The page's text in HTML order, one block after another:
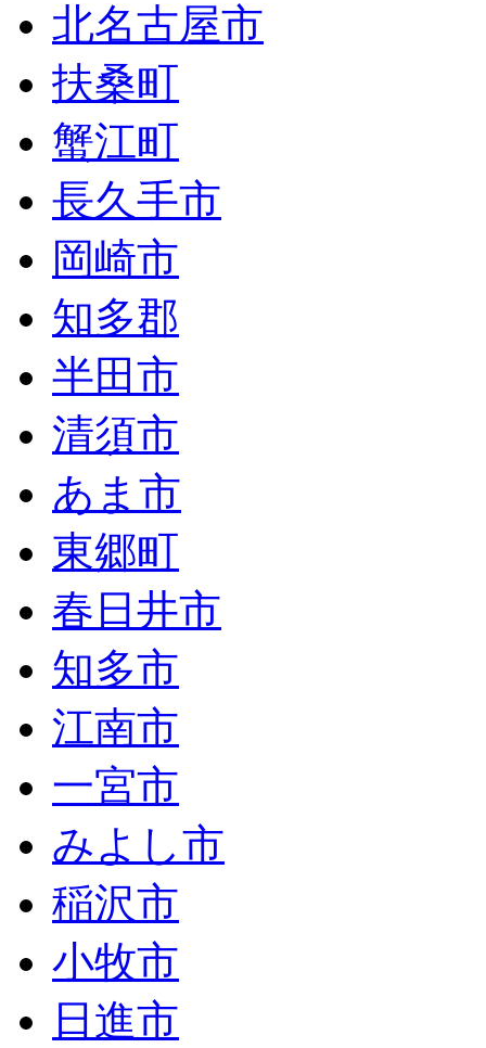
北名古屋市
扶桑町
蟹江町
長久手市
岡崎市
知多郡
半田市
清須市
あま市
東郷町
春日井市
知多市
江南市
一宮市
みよし市
稲沢市
小牧市
日進市